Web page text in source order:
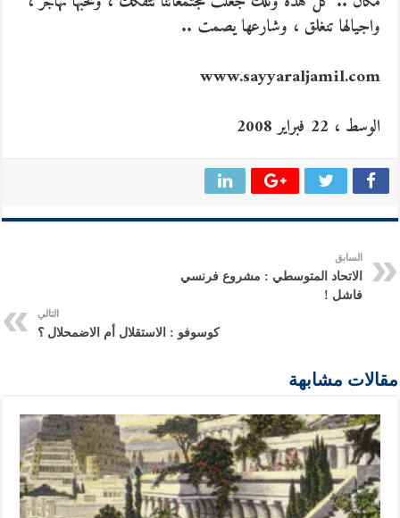
واجيالها تنغلق ، وشارعها يصمت ..
www.sayyaraljamil.com
الوسط ، 22 فبراير 2008
السابق
الاتحاد المتوسطي : مشروع فرنسي
فاشل !
التالي
كوسوفو : الاستقلال أم الاضمحلال ؟
مقالات مشابهة